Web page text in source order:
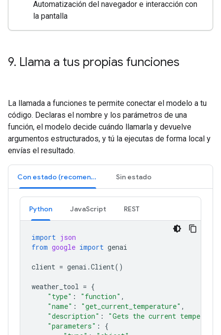
Automatización del navegador e interacción con
la pantalla
9. Llama a tus propias funciones
La llamada a funciones te permite conectar el modelo a tu
código. Declaras el nombre y los parámetros de una
función, el modelo decide cuándo llamarla y devuelve
argumentos estructurados, y tú la ejecutas de forma local y
envías el resultado.
Con estado (recomendado) Sin estado
Python JavaScript REST
import json
from google import genai
client = genai .Client()
weather_tool = {
"type" : "function" ,
"name" : "get_current_temperature" ,
"description" :
"Gets the current
"parameters" :
{